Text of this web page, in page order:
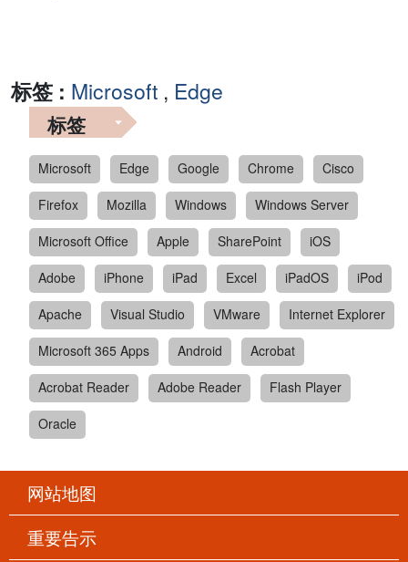
标签 : Microsoft , Edge
标签
Microsoft Edge Google Chrome
Cisco
Firefox
Mozilla Windows
Windows Server
Microsoft Office
Apple SharePoint
iOS
Adobe
iPhone iPad Excel iPadOS
iPod
Apache
Visual Studio VMware
Internet Explorer
Microsoft 365 Apps
Android
Acrobat
Acrobat Reader
Adobe Reader
Flash Player
Oracle
网站地图
重要告示